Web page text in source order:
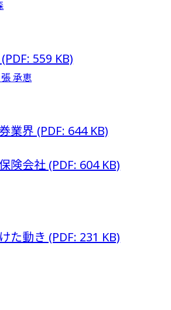
559 KB)
承恵
業界 (PDF: 644 KB)
険会社 (PDF: 604 KB)
た動き (PDF: 231 KB)